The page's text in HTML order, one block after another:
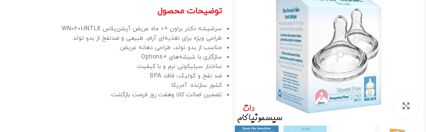
برای بزرگنمایی کلیک کنید
توضیحات محصول
سرشیشه دکتر براون +0 ماه عریض آپشن‌پلاس WN0201-INTLX
طراحی ویژه برای تغذیه‌ای آرام، طبیعی و ضد‌نفخ از بدو تولد.
مناسب از بدو تولد، طراحی دهانه عریض.
سازگاری با شیشه‌های +Options
ساختار سیلیکونی نرم و با کیفیت.
ضد نفخ و کولیک، فاقد BPA
کشور سازنده: آمریکا
تضمین اصالت کالا وهفت روز فرصت بازگشت.